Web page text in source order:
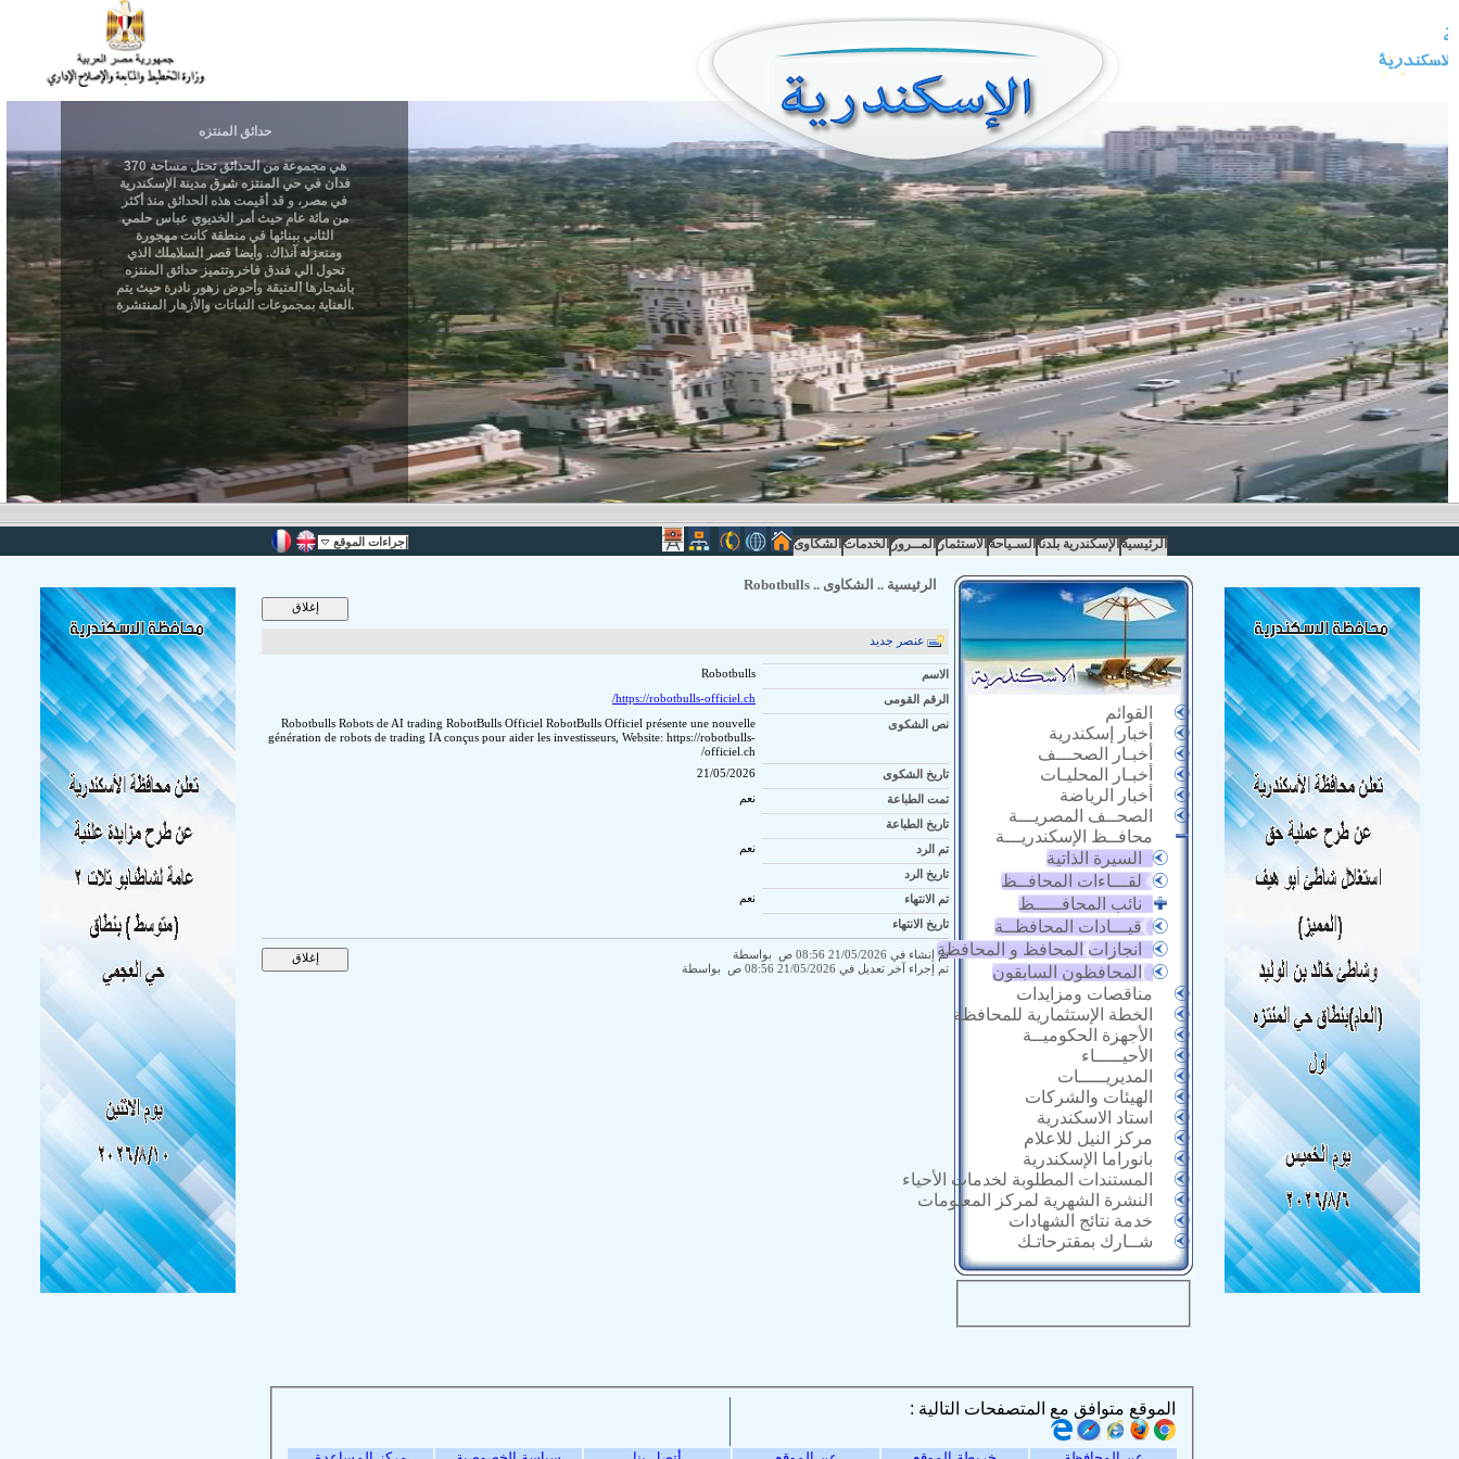
الرئيسية الإسكندرية بلدنا السـياحة الاستثمار المــرور الخدمات الشكاوى إجراءات الموقع
القوائم
أخبار إسكندرية
أخبـار الصحـــف
أخبـار المحليـات
أخبار الرياضة
الصحــف المصريـــة
محافــظ الإسكندريـــة
السيرة الذاتية
لقـــاءات المحافــظ
نائب المحافـــــظ
قيـــادات المحافظــة
انجازات المحافظ و المحافظة
المحافظون السابقون
مناقصات ومزايدات
الخطة الإستثمارية للمحافظة
الأجهزة الحكوميــة
الأحيـــــاء
المديريـــــات
الهيئات والشركات
استاد الاسكندرية
مركز النيل للاعلام
بانوراما الإسكندرية
المستندات المطلوبة لخدمات الأحياء
النشرة الشهرية لمركز المعلومات
خدمة نتائج الشهادات
شــارك بمقترحاتـك
الرئيسية .. الشكاوى ..
Robotbulls
عنصر جديد
الاسم Robotbulls
الرقم القومى https://robotbulls-officiel.ch/
نص الشكوى
Robotbulls Robots de AI trading RobotBulls Officiel RobotBulls Officiel présente une nouvelle
génération de robots de trading IA conçus pour aider les investisseurs, Website: https://robotbulls-
officiel.ch/
تاريخ الشكوى 21/05/2026
تمت الطباعة نعم
تاريخ الطباعة
تم الرد
نعم
تاريخ الرد
تم الانتهاء
نعم
تاريخ الانتهاء
تم إنشاء في 21/05/2026 08:56 ص بواسطة
تم إجراء آخر تعديل في 21/05/2026 08:56 ص بواسطة
الموقع متوافق مع المتصفحات التالية :